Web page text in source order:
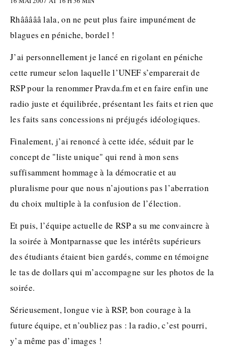
Rhâââââ lala, on ne peut plus faire impunément de
blagues en péniche, bordel !
J’ai personnellement je lancé en rigolant en péniche
cette rumeur selon laquelle l’UNEF s’emparerait de
RSP pour la renommer Pravda.fm et en faire enfin une
radio juste et équilibrée, présentant les faits et rien que
les faits sans concessions ni préjugés idéologiques.
Finalement, j’ai renoncé à cette idée, séduit par le
concept de "liste unique" qui rend à mon sens
suffisamment hommage à la démocratie et au
pluralisme pour que nous n’ajoutions pas l’aberration
du choix multiple à la confusion de l’élection.
Et puis, l’équipe actuelle de RSP a su me convaincre à
la soirée à Montparnasse que les intérêts supérieurs
des étudiants étaient bien gardés, comme en témoigne
le tas de dollars qui m’accompagne sur les photos de la
soirée.
Sérieusement, longue vie à RSP, bon courage à la
future équipe, et n’oubliez pas : la radio, c’est pourri,
y’a même pas d’images !